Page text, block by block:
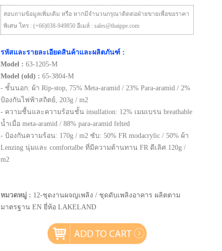
สอบถามข้อมูลเพิ่มเติม หรือ หากมีจำนวนกรุณาติดต่อฝ่ายขายเพื่อขอราคา
พิเศษ โทร : (+66)038-949850 อีเมล์ : sales@thaippe.com
รหัสและรายละเอียดสินค้าและผลิตภันฑ์ :
Model : 63-1205-M
Model (old) : 65-3804-M
- ชั้นนอก: ผ้า Rip-stop, 75% Meta-aramid / 23% Para-aramid / 2%
ป้องกันไฟฟ้าสถิตย์, 203g / m2
- ความชื้นและความร้อนชั้น insullation: 12% เมมเบรน breathable
น้ำเมื่อ meta-aramid / 88% para-aramid felted
- ป้องกันความร้อน: 170g / m2 ซับ: 50% FR modacrylic / 50% ผ้า
Lenzing นุ่มและ comfortalbe ที่มีความต้านทาน FR ดีเลิศ 120g /
m2
หมวดหมู่ : 12-ชุดงานผจญเพลิง / ชุดดับเพลิงอาคาร ผลิตตาม
มาตรฐาน EN ยี่ห้อ LAKELAND